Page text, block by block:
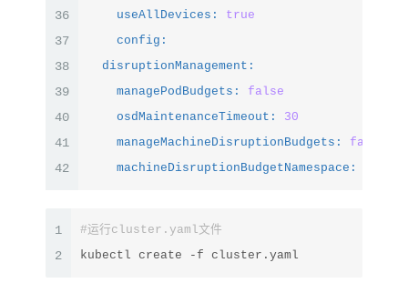
36
37
38
39
40
41
42
useAllDevices:
true
config:
disruptionManagement:
managePodBudgets:
false
osdMaintenanceTimeout:
30
manageMachineDisruptionBudgets:
false
machineDisruptionBudgetNamespace:
1
2
#运行cluster.yaml文件
kubectl create -f cluster.yaml